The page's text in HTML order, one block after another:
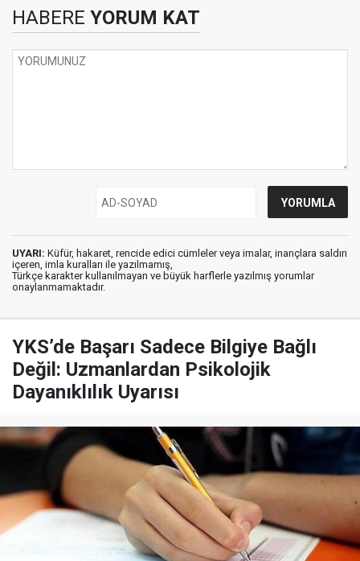
HABERE YORUM KAT
UYARI: Küfür, hakaret, rencide edici cümleler veya imalar, inançlara saldırı
içeren, imla kuralları ile yazılmamış,
Türkçe karakter kullanılmayan ve büyük harflerle yazılmış yorumlar
onaylanmamaktadır.
YKS’de Başarı Sadece Bilgiye Bağlı
Değil: Uzmanlardan Psikolojik
Dayanıklılık Uyarısı